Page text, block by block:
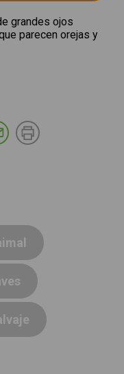
grandes ojos
parecen orejas y
Twitter
en Google Plus
Compartir en Pinterest
Compartir por E-